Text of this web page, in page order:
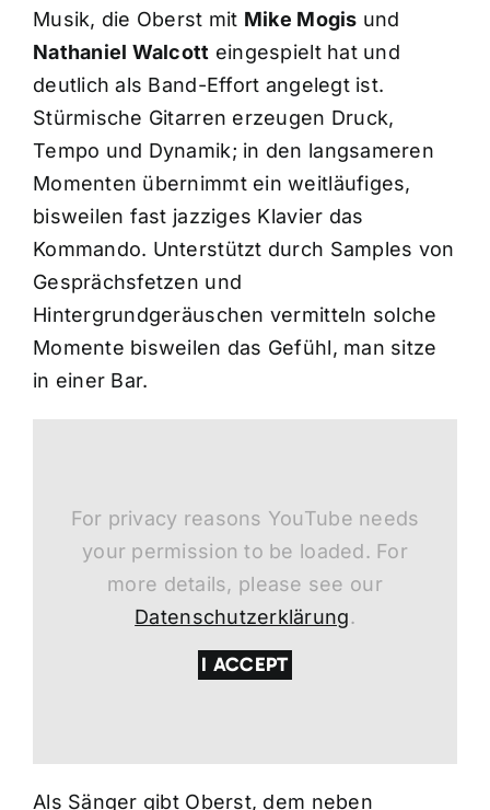
Musik, die Oberst mit Mike Mogis und
Nathaniel Walcott eingespielt hat und
deutlich als Band-Effort angelegt ist.
Stürmische Gitarren erzeugen Druck,
Tempo und Dynamik; in den langsameren
Momenten übernimmt ein weitläufiges,
bisweilen fast jazziges Klavier das
Kommando. Unterstützt durch Samples von
Gesprächsfetzen und
Hintergrundgeräuschen vermitteln solche
Momente bisweilen das Gefühl, man sitze
in einer Bar.
For privacy reasons YouTube needs
your permission to be loaded. For
more details, please see our
Datenschutzerklärung.
I ACCEPT
Als Sänger gibt Oberst, dem neben